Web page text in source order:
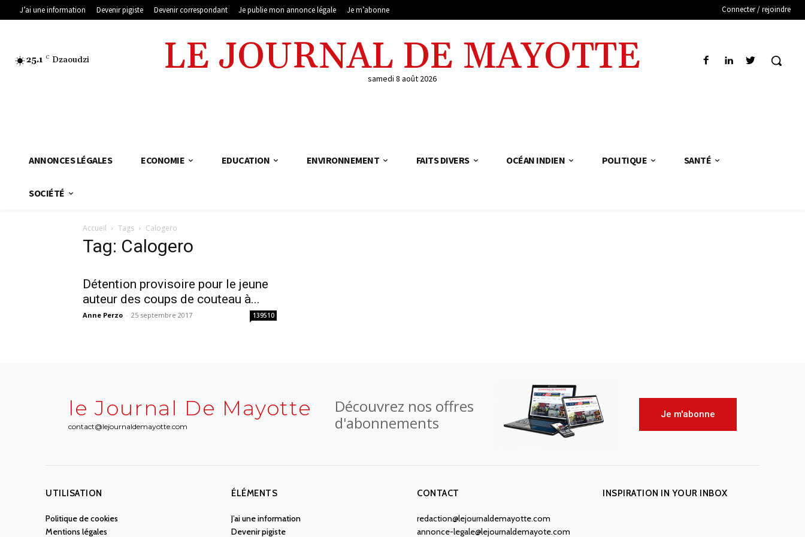
J’ai une information Devenir pigiste Devenir correspondant Je publie mon annonce légale Je m’abonne Connecter / rejoindre
25.1 C Dzaoudzi LE JOURNAL DE MAYOTTE
samedi 8 août 2026
ANNONCES LÉGALES ECONOMIE EDUCATION ENVIRONNEMENT FAITS DIVERS OCÉAN INDIEN POLITIQUE SANTÉ
SOCIÉTÉ
Accueil Tags Calogero
Tag: Calogero
Détention provisoire pour le jeune
auteur des coups de couteau à...
Anne Perzo - 25 septembre 2017 139510
le Journal De Mayotte
contact@lejournaldemayotte.com
Découvrez nos offres
d'abonnements
Je m'abonne
UTILISATION
Politique de cookies
Mentions légales
ÉLÉMENTS
J’ai une information
Devenir pigiste
CONTACT
redaction@lejournaldemayotte.com
annonce-legale@lejournaldemayote.com
INSPIRATION IN YOUR INBOX